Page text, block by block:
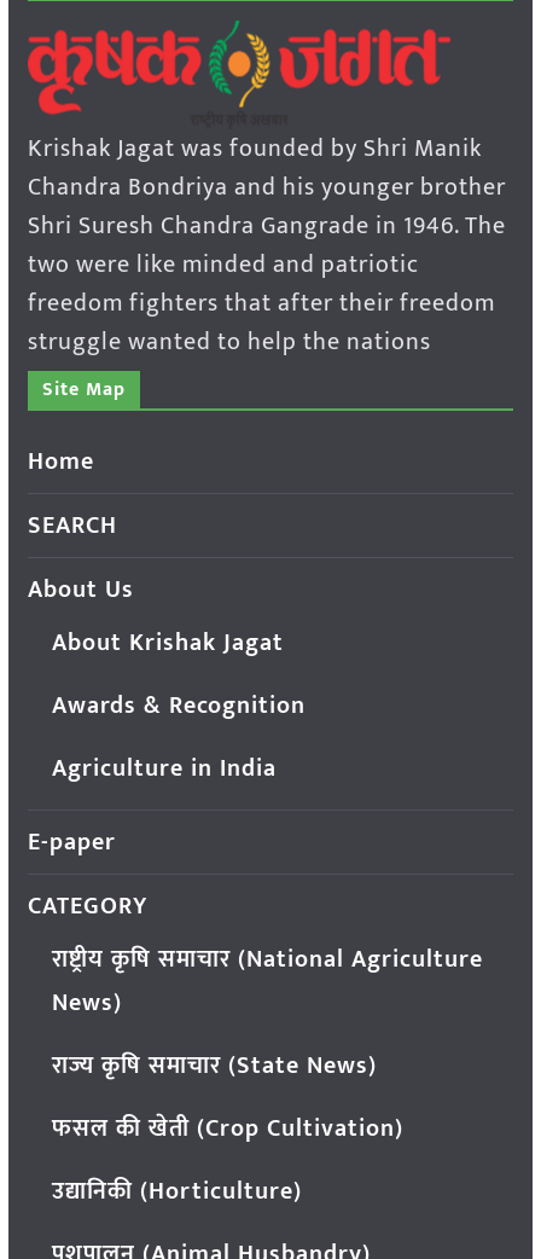
Krishak Jagat was founded by Shri Manik
Chandra Bondriya and his younger brother
Shri Suresh Chandra Gangrade in 1946. The
two were like minded and patriotic
freedom fighters that after their freedom
struggle wanted to help the nations
Site Map
Home
SEARCH
About Us
About Krishak Jagat
Awards & Recognition
Agriculture in India
E-paper
CATEGORY
राष्ट्रीय कृषि समाचार (National Agriculture
News)
राज्य कृषि समाचार (State News)
फसल की खेती (Crop Cultivation)
उद्यानिकी (Horticulture)